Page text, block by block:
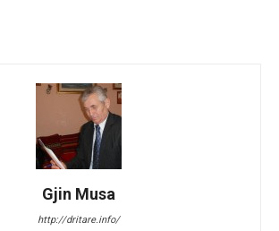
Gjin Musa
http://dritare.info/